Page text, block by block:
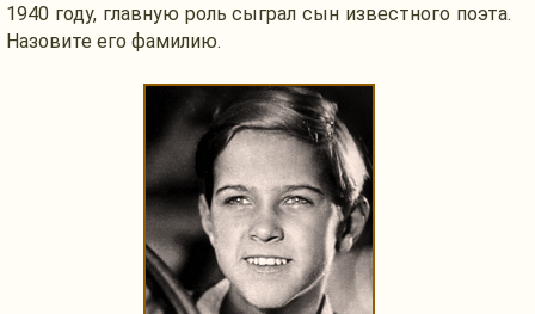
1940 году, главную роль сыграл сын известного поэта.
Назовите его фамилию.